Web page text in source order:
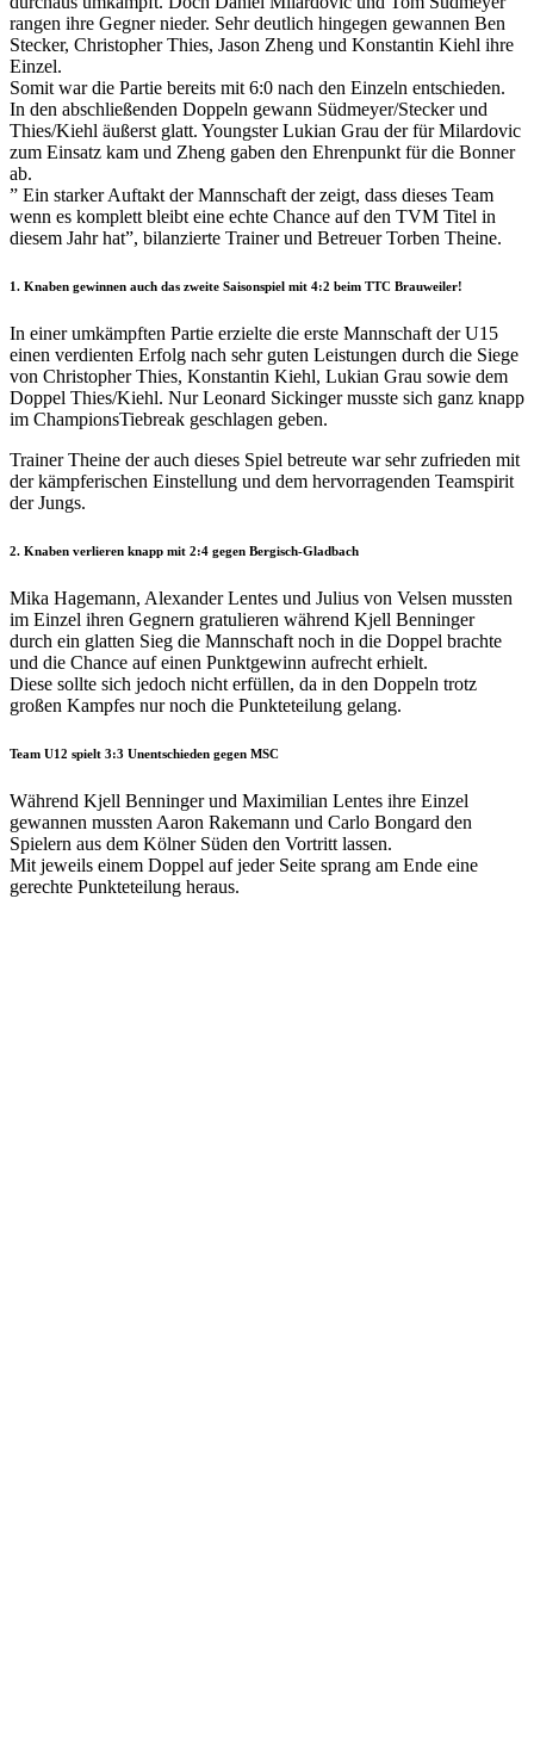
rangen ihre Gegner nieder. Sehr deutlich hingegen gewannen Ben
Stecker, Christopher Thies, Jason Zheng und Konstantin Kiehl ihre
Einzel.
Somit war die Partie bereits mit 6:0 nach den Einzeln entschieden.
In den abschließenden Doppeln gewann Südmeyer/Stecker und
Thies/Kiehl äußerst glatt. Youngster Lukian Grau der für Milardovic
zum Einsatz kam und Zheng gaben den Ehrenpunkt für die Bonner
ab.
” Ein starker Auftakt der Mannschaft der zeigt, dass dieses Team
wenn es komplett bleibt eine echte Chance auf den TVM Titel in
diesem Jahr hat”, bilanzierte Trainer und Betreuer Torben Theine.
1. Knaben gewinnen auch das zweite Saisonspiel mit 4:2 beim TTC Brauweiler!
In einer umkämpften Partie erzielte die erste Mannschaft der U15
einen verdienten Erfolg nach sehr guten Leistungen durch die Siege
von Christopher Thies, Konstantin Kiehl, Lukian Grau sowie dem
Doppel Thies/Kiehl. Nur Leonard Sickinger musste sich ganz knapp
im ChampionsTiebreak geschlagen geben.
Trainer Theine der auch dieses Spiel betreute war sehr zufrieden mit
der kämpferischen Einstellung und dem hervorragenden Teamspirit
der Jungs.
2. Knaben verlieren knapp mit 2:4 gegen Bergisch-Gladbach
Mika Hagemann, Alexander Lentes und Julius von Velsen mussten
im Einzel ihren Gegnern gratulieren während Kjell Benninger
durch ein glatten Sieg die Mannschaft noch in die Doppel brachte
und die Chance auf einen Punktgewinn aufrecht erhielt.
Diese sollte sich jedoch nicht erfüllen, da in den Doppeln trotz
großen Kampfes nur noch die Punkteteilung gelang.
Team U12 spielt 3:3 Unentschieden gegen MSC
Während Kjell Benninger und Maximilian Lentes ihre Einzel
gewannen mussten Aaron Rakemann und Carlo Bongard den
Spielern aus dem Kölner Süden den Vortritt lassen.
Mit jeweils einem Doppel auf jeder Seite sprang am Ende eine
gerechte Punkteteilung heraus.1. Junioren